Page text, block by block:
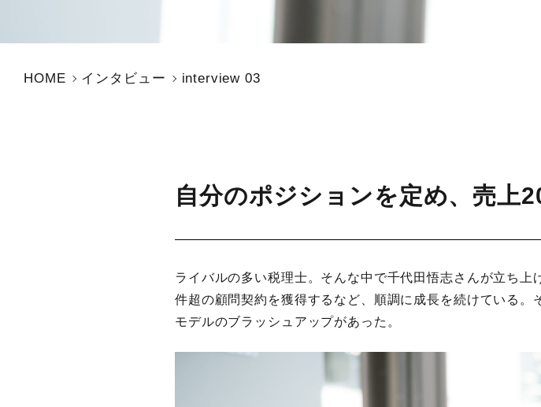
HOME インタビュー interview 03
自分のポジションを定め、売上
ライバルの多い税理士。そんな中で千代田悟志さんが立ち
件超の顧問契約を獲得するなど、順調に成長を続けている
モデルのブラッシュアップがあった。